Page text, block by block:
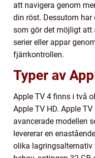
att navigera genom
din röst. Dessutom
som gör det möjligt att
serier eller appar
fjärrkontrollen.
Typer av
Apple TV 4 finns i två
Apple TV HD. Apple
avancerade modellen
levererar en
olika